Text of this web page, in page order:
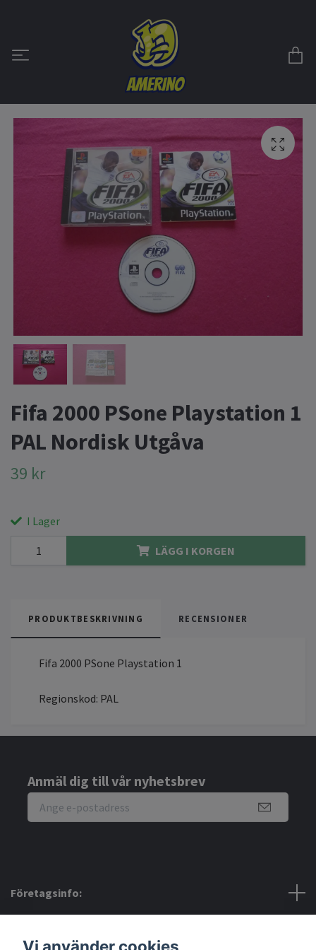
Fifa 2000 PSone Playstation 1
PAL Nordisk Utgåva
39 kr
I Lager
LÄGG I KORGEN
PRODUKTBESKRIVNING RECENSIONER
Fifa 2000 PSone Playstation 1
Regionskod: PAL
Anmäl dig till vår nyhetsbrev
Företagsinfo: